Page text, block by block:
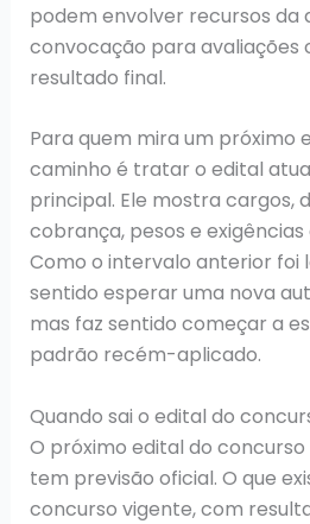
podem envolver recursos da
convocação para
resultado final.
Para quem mira um próximo
caminho é tratar o edital
principal. Ele mostra cargos,
cobrança, pesos e
Como o intervalo anterior foi
sentido esperar uma nova
mas faz sentido começar a
padrão recém-aplicado.
Quando sai o edital do
O próximo edital do concurso
tem previsão oficial. O que
concurso vigente, com